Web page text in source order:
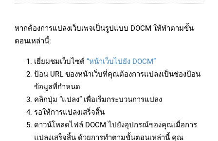
หากต้องการแปลงเว็บเพจเป็นรูปแบบ DOCM ให้ทำตามขั้น
ตอนเหล่านี้:
เยี่ยมชมเว็บไซต์ “หน้าเว็บไปยัง DOCM”
ป้อน URL ของหน้าเว็บที่คุณต้องการแปลงเป็นช่องป้อน
ข้อมูลที่กำหนด
คลิกปุ่ม “แปลง” เพื่อเริ่มกระบวนการแปลง
รอให้การแปลงเสร็จสิ้น
ดาวน์โหลดไฟล์ DOCM ไปยังอุปกรณ์ของคุณเมื่อการ
แปลงเสร็จสิ้น ด้วยการทำตามขั้นตอนเหล่านี้ คุณ